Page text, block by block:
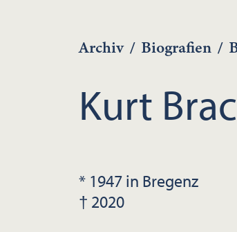
Archiv / Biografien /
Kurt
* 1947 in Bregenz
† 2020